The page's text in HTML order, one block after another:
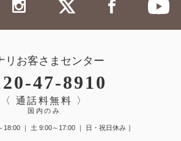
リお客さまセンター
47-8910
〈 通話料無料 〉
国内のみ
18:00 ｜ 土 9:00～17:00 ｜ 日・祝日休み ］